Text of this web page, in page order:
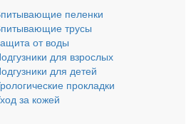
пеленки
трусы
от воды
для взрослых
для детей
прокладки
за кожей